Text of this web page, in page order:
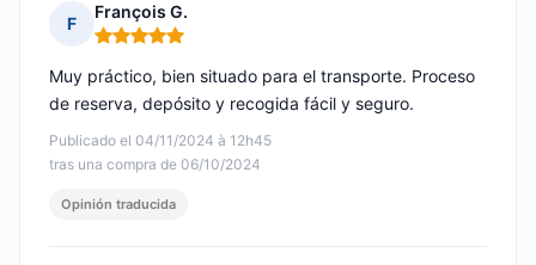
F
François G.
Nota: 5 de 5
Publicado el 04/11/2024 à 12h45
tras una compra de 06/10/2024
Muy práctico, bien situado para el transporte. Proceso
de reserva, depósito y recogida fácil y seguro.
Opinión traducida